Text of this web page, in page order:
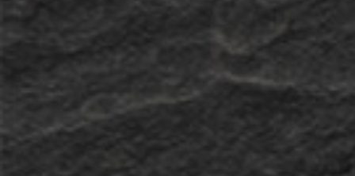
Investmentstrategie, unsere
fundierte Analyse und der
nachhaltigen Performance, die wir
bieten.
Die LSEG Lipper Fund Awards, die
jährlich vergeben werden, zeichnen